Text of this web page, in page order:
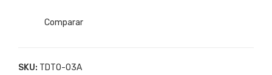
Drogas
Heroina
Comparar
SKU: TDTO-03A